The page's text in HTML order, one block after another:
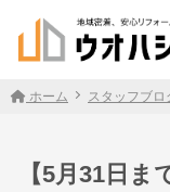
ホーム スタッフブロ
【5月31日